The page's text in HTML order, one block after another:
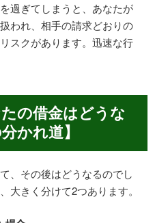
過ぎてしまうと、あなたが
われ、相手の請求どおりの
スクがあります。迅速な行
の借金はどうな
かれ道】
、その後はどうなるのでし
大きく分けて2つあります。